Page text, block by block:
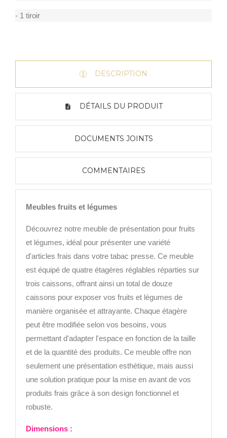
- 1 tiroir
DESCRIPTION
DÉTAILS DU PRODUIT
DOCUMENTS JOINTS
COMMENTAIRES
Meubles fruits et légumes
Découvrez notre meuble de présentation pour fruits
et légumes, idéal pour présenter une variété
d'articles frais dans votre tabac presse. Ce meuble
est équipé de quatre étagères réglables réparties sur
trois caissons, offrant ainsi un total de douze
caissons pour exposer vos fruits et légumes de
manière organisée et attrayante. Chaque étagère
peut être modifiée selon vos besoins, vous
permettant d'adapter l'espace en fonction de la taille
et de la quantité des produits. Ce meuble offre non
seulement une présentation esthétique, mais aussi
une solution pratique pour la mise en avant de vos
produits frais grâce à son design fonctionnel et
robuste.
Dimensions :